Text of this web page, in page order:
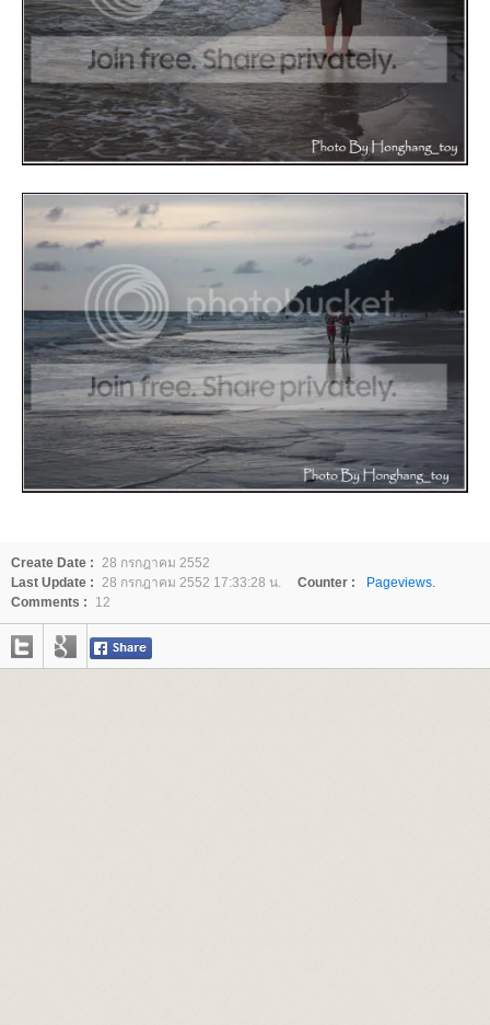
Create Date : 28 กรกฎาคม 2552
Last Update : 28 กรกฎาคม 2552 17:33:28 น. Counter :
Pageviews.
Comments :
12